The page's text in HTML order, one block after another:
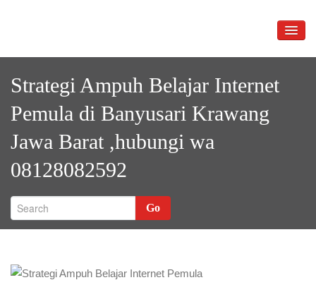
Strategi Ampuh Belajar Internet
Pemula di Banyusari Krawang
Jawa Barat ,hubungi wa
08128082592
Go